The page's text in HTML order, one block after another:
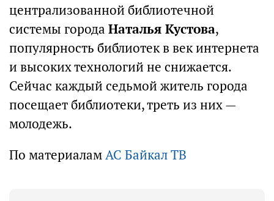
централизованной библиотечной
системы города Наталья Кустова,
популярность библиотек в век интернета
и высоких технологий не снижается.
Сейчас каждый седьмой житель города
посещает библиотеки, треть из них —
молодежь.
По материаламАС Байкал ТВ